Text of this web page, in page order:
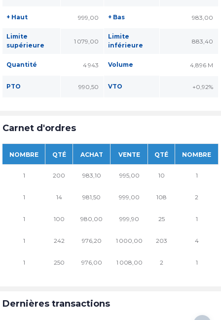
+ Haut 999,00 + Bas 983,00
Limite
supérieure
1 079,00
Limite
inférieure
883,40
Quantité 4 943 Volume 4,896 M
PTO 990,50 VTO +0,92%
Carnet d'ordres
NOMBRE QTÉ ACHAT
1 200 983,10
1 14 981,50
1 100 980,00
1 242 976,20
1 250 976,00
VENTE QTÉ NOMBRE
995,00 10 1
999,00 108 2
999,90 25 1
1 000,00 203 4
1 008,00 2 1
Dernières transactions